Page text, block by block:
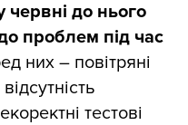
червні до нього
проблем під час
них – повітряні
тестові